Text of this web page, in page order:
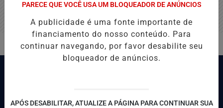
PARECE QUE VOCÊ USA UM BLOQUEADOR DE ANÚNCIOS
A publicidade é uma fonte importante de
financiamento do nosso conteúdo. Para
continuar navegando, por favor desabilite seu
bloqueador de anúncios.
APÓS DESABILITAR, ATUALIZE A PÁGINA PARA CONTINUAR SUA